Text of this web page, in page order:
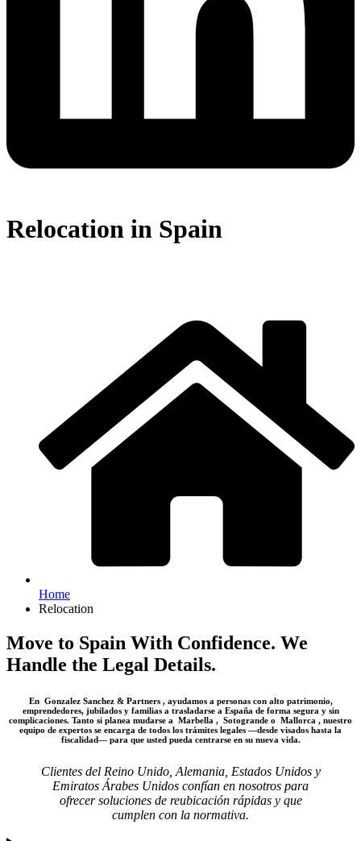
Relocation in Spain
Home
Relocation
Move to Spain With Confidence. We
Handle the Legal Details.
En Gonzalez Sanchez & Partners, ayudamos a personas con alto patrimonio,
emprendedores, jubilados y familias a trasladarse a España de forma segura y sin
complicaciones. Tanto si planea mudarse a Marbella , Sotogrande o Mallorca , nuestro
equipo de expertos se encarga de todos los trámites legales —desde visados ​​hasta la
fiscalidad— para que usted pueda centrarse en su nueva vida.
Clientes del Reino Unido, Alemania, Estados Unidos y
Emiratos Árabes Unidos confían en nosotros para
ofrecer soluciones de reubicación rápidas y que
cumplen con la normativa.